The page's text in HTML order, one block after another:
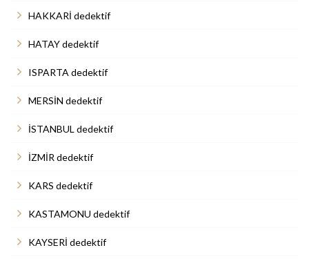
HAKKARİ dedektif
HATAY dedektif
ISPARTA dedektif
MERSİN dedektif
İSTANBUL dedektif
İZMİR dedektif
KARS dedektif
KASTAMONU dedektif
KAYSERİ dedektif